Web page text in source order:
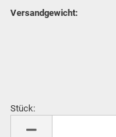
Versandgewicht:
Stück: